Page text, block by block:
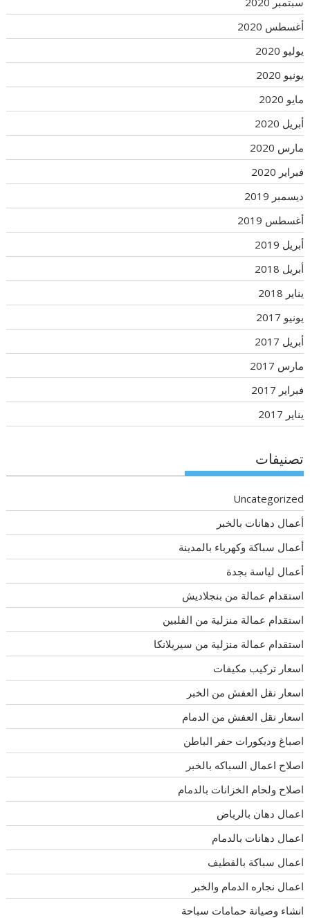
أغسطس 2020
يوليو 2020
يونيو 2020
مايو 2020
أبريل 2020
مارس 2020
فبراير 2020
ديسمبر 2019
أغسطس 2019
أبريل 2019
أبريل 2018
يناير 2018
يونيو 2017
أبريل 2017
مارس 2017
فبراير 2017
يناير 2017
تصنيفات
Uncategorized
أعمال دهانات بالخبر
أعمال سباكة وكهرباء بالمدينة
أعمال لياسة بجدة
استقدام عمالة من بنجلاديش
استقدام عمالة منزلية من الفلبين
استقدام عمالة منزلية من سيريلانكا
اسعار تركيب مكيفات
اسعار نقل العفش من الخبر
اسعار نقل العفش من الدمام
اصباغ وديكورات حفر الباطن
اصلاح اعمال السباكه بالخبر
اصلاح ولحام الخزانات بالدمام
اعمال دهان بالرياض
اعمال دهانات بالدمام
اعمال سباكة بالقطيف
اعمال نجاره الدمام والخبر
انشاء وصيانة حمامات سباحة